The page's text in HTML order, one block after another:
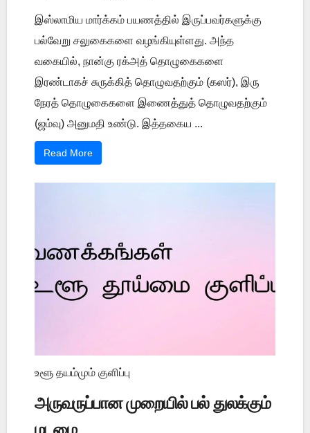
இஸ்லாமிய மார்க்கம் பயணத்தில் இருப்பவர்களுக்கு
பல்வேறு சலுகைகளை வழங்கியுள்ளது. அந்த
வகையில், நான்கு ரக்அத் தொழுகைகளை
இரண்டாகச் சுருக்கித் தொழுவதற்கும் (கஸர்), இரு
நேரத் தொழுகைகளை இணைத்துத் தொழுவதற்கும்
(ஜம்வு) அனுமதி உண்டு. இத்தகைய ...
Read More
உளூ தயம்மும் குளிப்பு
அருவருப்பான முறையில் பல் துலக்கும்